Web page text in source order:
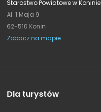
Starostwo Powiatowe w Koninie
Al. 1 Maja 9
62-510 Konin
Zobacz na mapie
Dla turystów